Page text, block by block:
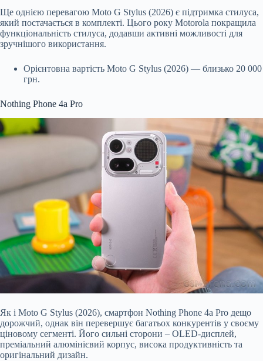
Ще однією перевагою Moto G Stylus (2026) є підтримка стилуса,
який постачається в комплекті. Цього року Motorola покращила
функціональність стилуса, додавши активні можливості для
зручнішого використання.
Орієнтовна вартість Moto G Stylus (2026) — близько 20 000
грн.
Nothing Phone 4a Pro
Як і Moto G Stylus (2026), смартфон Nothing Phone 4a Pro дещо
дорожчий, однак він перевершує багатьох конкурентів у своєму
ціновому сегменті. Його сильні сторони – OLED-дисплей,
преміальний алюмінієвий корпус, висока продуктивність та
оригінальний дизайн.